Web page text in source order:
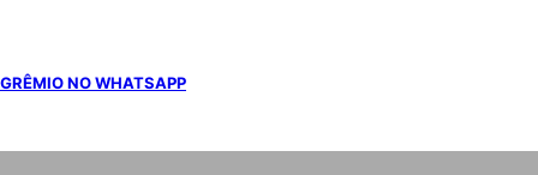
GRÊMIO NO WHATSAPP